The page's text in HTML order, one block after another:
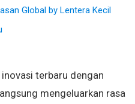
Global by Lentera Kecil
terbaru dengan
mengeluarkan rasa